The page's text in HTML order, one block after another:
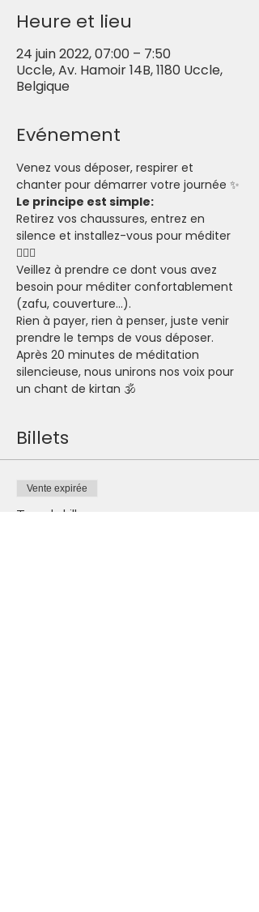
Heure et lieu
24 juin 2022, 07:00 – 7:50
Uccle, Av. Hamoir 14B, 1180 Uccle,
Belgique
Evénement
Venez vous déposer, respirer et
chanter pour démarrer votre journée ✨
Le principe est simple:
Retirez vos chaussures, entrez en
silence et installez-vous pour méditer
🧘🏽‍♂️
Veillez à prendre ce dont vous avez
besoin pour méditer confortablement
(zafu, couverture...).
Rien à payer, rien à penser, juste venir
prendre le temps de vous déposer.
Après 20 minutes de méditation
silencieuse, nous unirons nos voix pour
un chant de kirtan 🕉
Billets
Vente expirée
Type de billet